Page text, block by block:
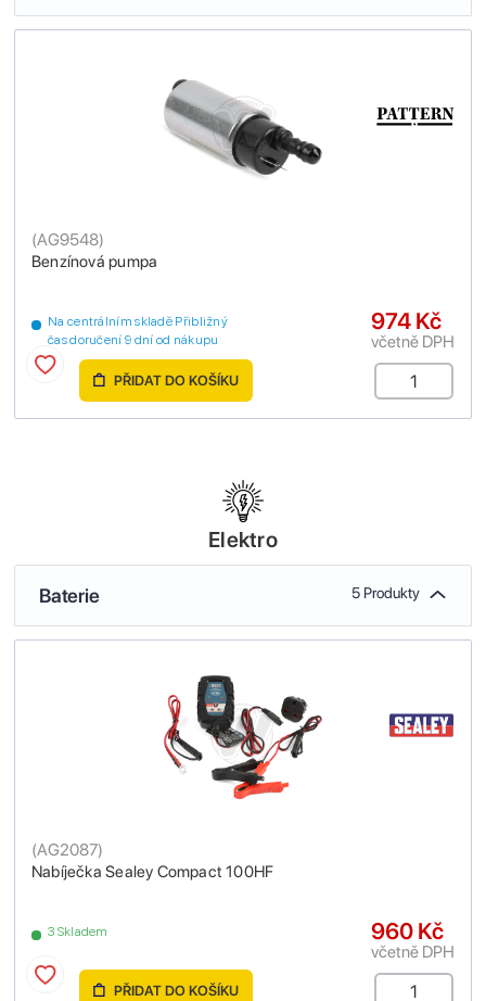
Benzínová pumpa
(AG9548)
Na centrálním skladě Přibližný
čas doručení 9 dní od nákupu
974 Kč
včetně DPH
PŘIDAT DO KOŠÍKU
Elektro
Baterie 5 Produkty
Nabíječka Sealey Compact 100HF
(AG2087)
3 Skladem 960 Kč
včetně DPH
PŘIDAT DO KOŠÍKU